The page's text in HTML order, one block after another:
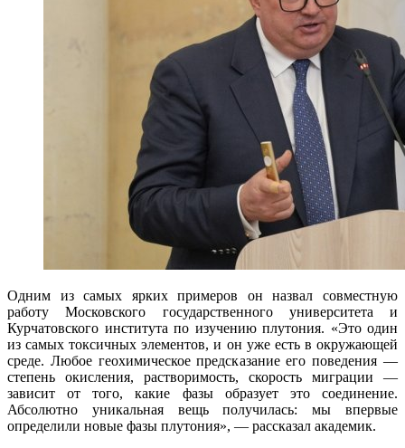
Одним из самых ярких примеров он назвал совместную
работу Московского государственного университета и
Курчатовского института по изучению плутония. «Это один
из самых токсичных элементов, и он уже есть в окружающей
среде. Любое геохимическое предсказание его поведения —
степень окисления, растворимость, скорость миграции —
зависит от того, какие фазы образует это соединение.
Абсолютно уникальная вещь получилась: мы впервые
определили новые фазы плутония», — рассказал академик.